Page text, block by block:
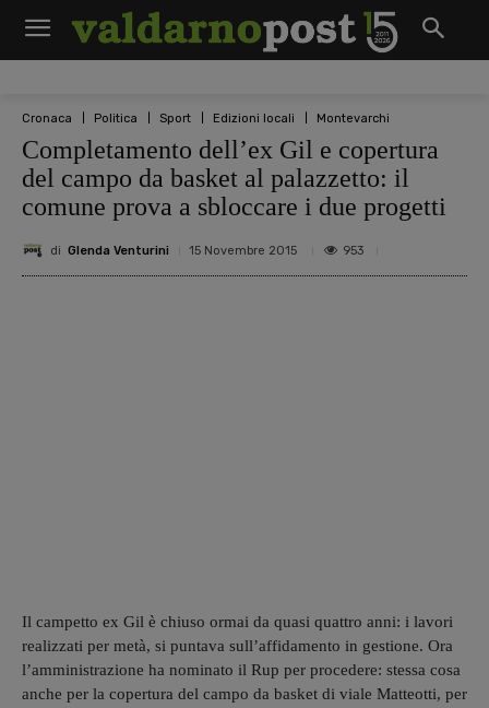
Cronaca Politica Sport Edizioni locali Montevarchi
Completamento dell’ex Gil e copertura
del campo da basket al palazzetto: il
comune prova a sbloccare i due progetti
di Glenda Venturini 15 Novembre 2015 953
Il campetto ex Gil è chiuso ormai da quasi quattro anni: i lavori
realizzati per metà, si puntava sull’affidamento in gestione. Ora
l’amministrazione ha nominato il Rup per procedere: stessa cosa
anche per la copertura del campo da basket di viale Matteotti, per